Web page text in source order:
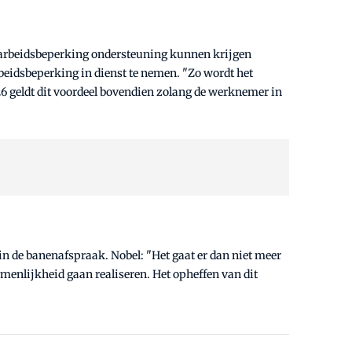
ondersteuning kunnen krijgen
in dienst te nemen. "Zo wordt het
geldt dit voordeel bovendien zolang de werknemer in
de banenafspraak. Nobel: "Het gaat er dan niet meer
gaan realiseren. Het opheffen van dit